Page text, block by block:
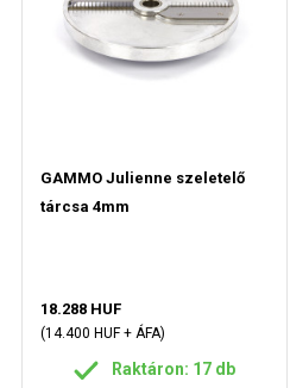
GAMMO Julienne szeletelő
tárcsa 4mm
18.288 HUF
(14.400 HUF + ÁFA)
Raktáron: 17 db